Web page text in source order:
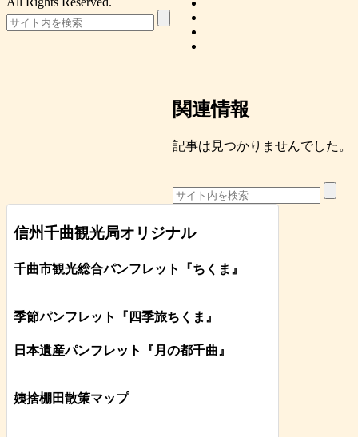
関連情報
記事は見つかりませんでした。
信州千曲観光局オリジナル
千曲市観光総合パンフレット 『ちくま 』
季節パンフレット『四季旅ちくま』
日本遺産パンフレット 『月の都千曲 』
姨捨棚田散策マップ